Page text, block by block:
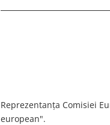
Reprezentanța Comisiei
european".